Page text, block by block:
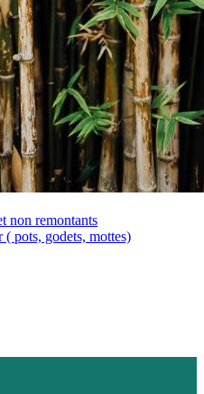
non remontants
( pots, godets, mottes)